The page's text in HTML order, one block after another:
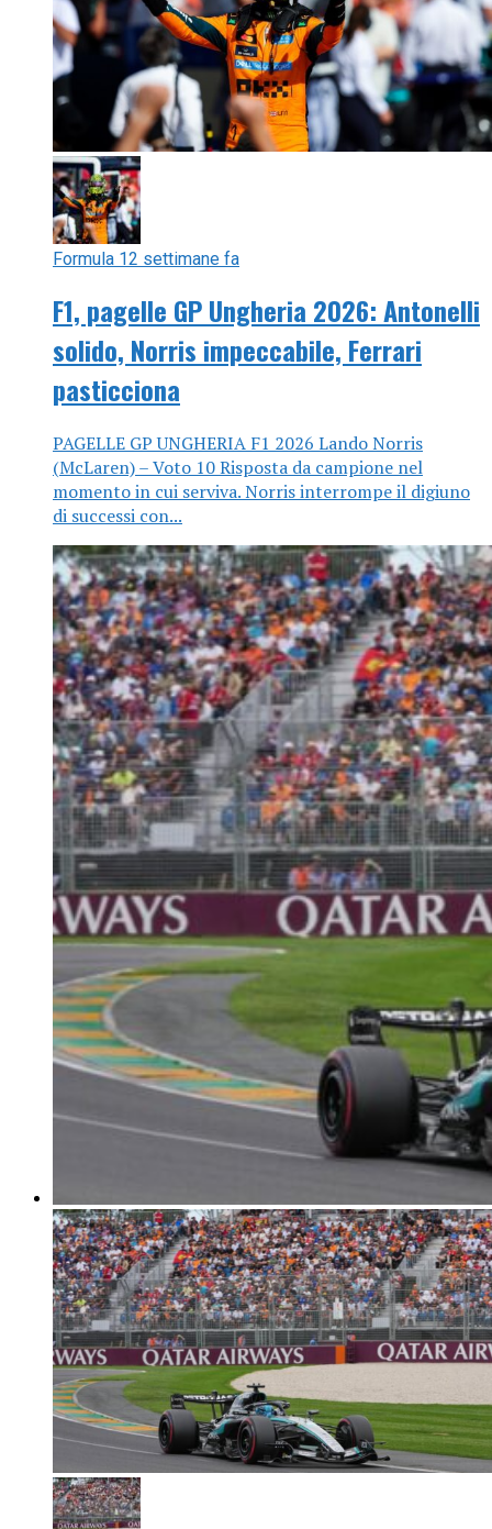
Formula 12 settimane fa
F1, pagelle GP Ungheria 2026: Antonelli
solido, Norris impeccabile, Ferrari
pasticciona
PAGELLE GP UNGHERIA F1 2026 Lando Norris
(McLaren) – Voto 10 Risposta da campione nel
momento in cui serviva. Norris interrompe il digiuno
di successi con...